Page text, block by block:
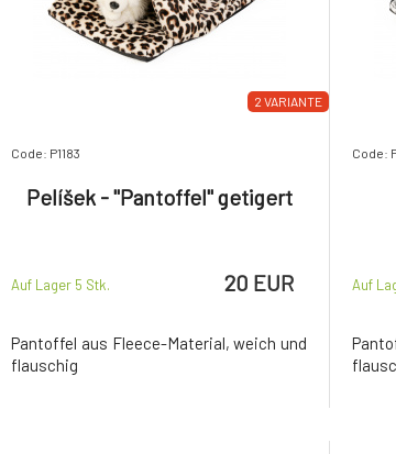
2 VARIANTE
Code: P1183
Pelíšek - "Pantoffel" getigert
Auf Lager 5 Stk. 20 EUR
Pantoffel aus Fleece-Material, weich und
flauschig
Code:
Auf